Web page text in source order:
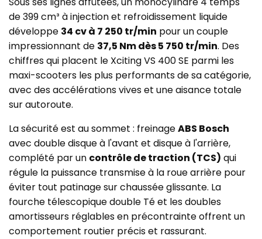
de 399 cm³ à injection et refroidissement liquide
développe 34 cv à 7 250 tr/min pour un couple
impressionnant de 37,5 Nm dès 5 750 tr/min. Des
chiffres qui placent le Xciting VS 400 SE parmi les
maxi-scooters les plus performants de sa catégorie,
avec des accélérations vives et une aisance totale
sur autoroute.
La sécurité est au sommet : freinageABS Bosch
avec double disque à l'avant et disque à l'arrière,
complété par un contrôle de traction (TCS) qui
régule la puissance transmise à la roue arrière pour
éviter tout patinage sur chaussée glissante. La
fourche télescopique double Té et les doubles
amortisseurs réglables en précontrainte offrent un
comportement routier précis et rassurant.